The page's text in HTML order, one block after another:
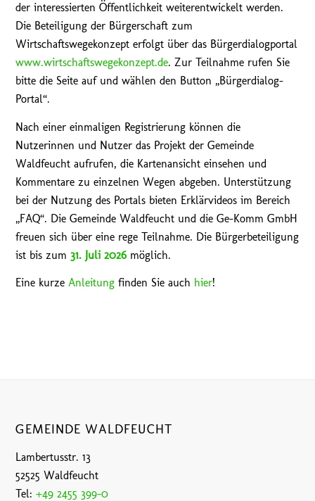
der interessierten Öffentlichkeit weiterentwickelt werden.
Die Beteiligung der Bürgerschaft zum
Wirtschaftswegekonzept erfolgt über das Bürgerdialogportal
www.wirtschaftswegekonzept.de. Zur Teilnahme rufen Sie
bitte die Seite auf und wählen den Button „Bürgerdialog-
Portal“.
Nach einer einmaligen Registrierung können die
Nutzerinnen und Nutzer das Projekt der Gemeinde
Waldfeucht aufrufen, die Kartenansicht einsehen und
Kommentare zu einzelnen Wegen abgeben. Unterstützung
bei der Nutzung des Portals bieten Erklärvideos im Bereich
„FAQ“. Die Gemeinde Waldfeucht und die Ge-Komm GmbH
freuen sich über eine rege Teilnahme. Die Bürgerbeteiligung
ist bis zum31. Juli 2026 möglich.
Eine kurzeAnleitung finden Sie auch hier!
GEMEINDE WALDFEUCHT
Lambertusstr. 13
52525 Waldfeucht
Tel:+49 2455 399-0